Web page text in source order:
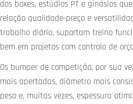
dos boxes, estúdios PT e ginásios
relação qualidade-preço e
trabalho diário, suportam treino
bem em projetos com controlo de
Os bumper de competição, por sua
mais apertadas, diâmetro mais
peso e, muitas vezes, espessura